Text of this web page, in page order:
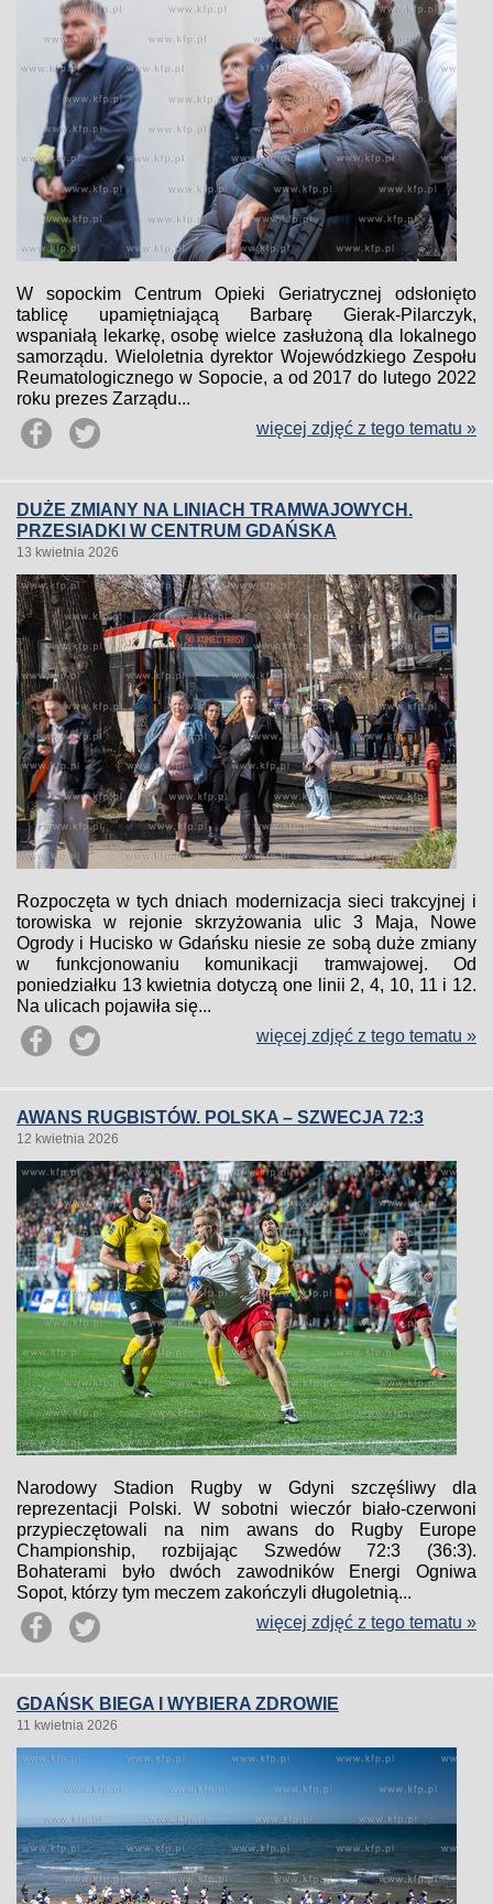
W sopockim Centrum Opieki Geriatrycznej odsłonięto
tablicę upamiętniającą Barbarę Gierak-Pilarczyk,
wspaniałą lekarkę, osobę wielce zasłużoną dla lokalnego
samorządu. Wieloletnia dyrektor Wojewódzkiego Zespołu
Reumatologicznego w Sopocie, a od 2017 do lutego 2022
roku prezes Zarządu...
więcej zdjęć z tego tematu »
DUŻE ZMIANY NA LINIACH TRAMWAJOWYCH.
PRZESIADKI W CENTRUM GDAŃSKA
13 kwietnia 2026
Rozpoczęta w tych dniach modernizacja sieci trakcyjnej i
torowiska w rejonie skrzyżowania ulic 3 Maja, Nowe
Ogrody i Hucisko w Gdańsku niesie ze sobą duże zmiany
w funkcjonowaniu komunikacji tramwajowej. Od
poniedziałku 13 kwietnia dotyczą one linii 2, 4, 10, 11 i 12.
Na ulicach pojawiła się...
więcej zdjęć z tego tematu »
AWANS RUGBISTÓW. POLSKA – SZWECJA 72:3
12 kwietnia 2026
Narodowy Stadion Rugby w Gdyni szczęśliwy dla
reprezentacji Polski. W sobotni wieczór biało-czerwoni
przypieczętowali na nim awans do Rugby Europe
Championship, rozbijając Szwedów 72:3 (36:3).
Bohaterami było dwóch zawodników Energi Ogniwa
Sopot, którzy tym meczem zakończyli długoletnią...
więcej zdjęć z tego tematu »
GDAŃSK BIEGA I WYBIERA ZDROWIE
11 kwietnia 2026